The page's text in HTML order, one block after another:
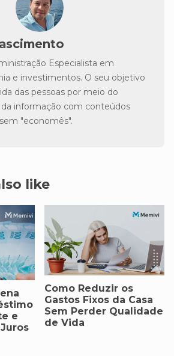
Especialista em
e investimentos. O seu objetivo
das pessoas por meio do
informação com conteúdos
"economês".
like
e
Como Reduzir os
Gastos Fixos da Casa
Sem Perder Qualidade
de Vida